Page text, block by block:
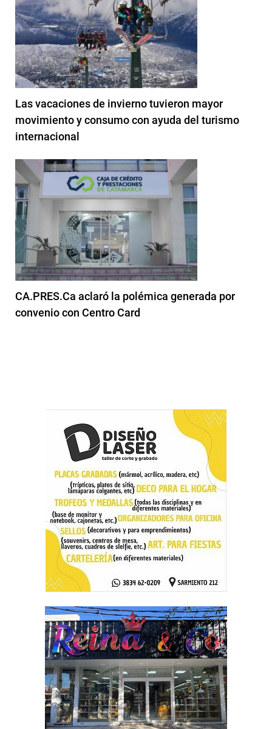
Las vacaciones de invierno tuvieron mayor
movimiento y consumo con ayuda del turismo
internacional
CA.PRES.Ca aclaró la polémica generada por
convenio con Centro Card